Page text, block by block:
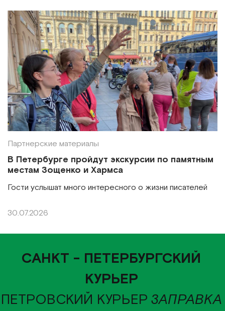
Партнерские материалы
В Петербурге пройдут экскурсии по памятным
местам Зощенко и Хармса
Гости услышат много интересного о жизни писателей
30.07.2026
САНКТ - ПЕТЕРБУРГСКИЙ
КУРЬЕР
ПЕТРОВСКИЙ КУРЬЕР ЗАПРАВКА